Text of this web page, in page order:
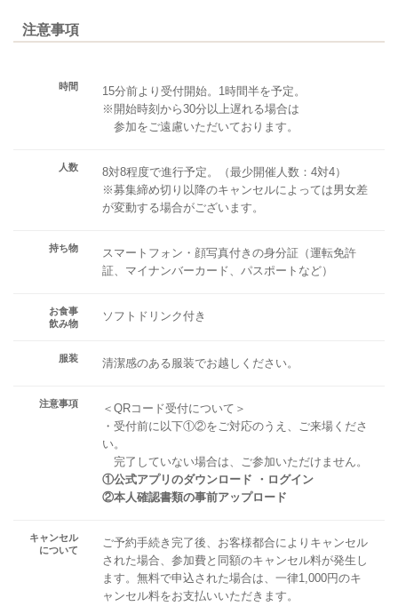
注意事項
時間
15分前より受付開始。1時間半を予定。
※開始時刻から30分以上遅れる場合は
参加をご遠慮いただいております。
人数
8対8程度で進行予定。（最少開催人数：4対4）
※募集締め切り以降のキャンセルによっては男女差
が変動する場合がございます。
持ち物
スマートフォン・顔写真付きの身分証（運転免許
証、マイナンバーカード、パスポートなど）
お食事
飲み物
ソフトドリンク付き
服装 清潔感のある服装でお越しください。
注意事項
＜QRコード受付について＞
・受付前に以下①②をご対応のうえ、ご来場くださ
い。
完了していない場合は、ご参加いただけません。
①公式アプリのダウンロード ・ログイン
②本人確認書類の事前アップロード
キャンセル
について
ご予約手続き完了後、お客様都合によりキャンセル
された場合、参加費と同額のキャンセル料が発生し
ます。無料で申込された場合は、一律1,000円のキ
ャンセル料をお支払いいただきます。